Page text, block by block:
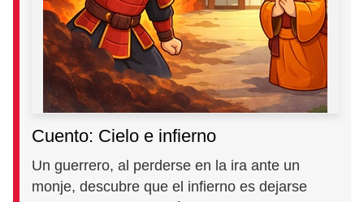
Cuento: Cielo e infierno
Un guerrero, al perderse en la ira ante un
monje, descubre que el infierno es dejarse